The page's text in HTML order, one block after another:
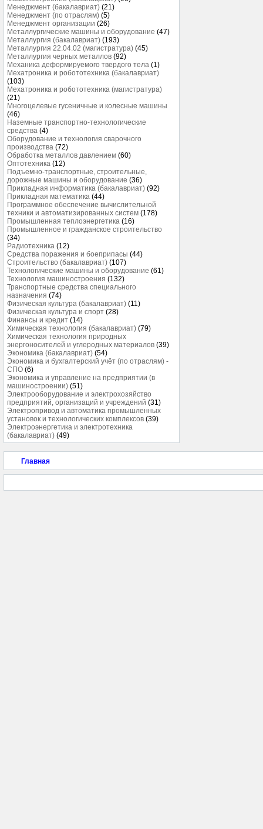
Менеджмент (бакалавриат) (21)
Менеджмент (по отраслям) (5)
Менеджмент организации (26)
Металлургические машины и оборудование (47)
Металлургия (бакалавриат) (193)
Металлургия 22.04.02 (магистратура) (45)
Металлургия черных металлов (92)
Механика деформируемого твердого тела (1)
Мехатроника и робототехника (бакалавриат)
(103)
Мехатроника и робототехника (магистратура)
(21)
Многоцелевые гусеничные и колесные машины
(46)
Наземные транспортно-технологические
средства (4)
Оборудование и технология сварочного
производства (72)
Обработка металлов давлением (60)
Оптотехника (12)
Подъемно-транспортные, строительные,
дорожные машины и оборудование (36)
Прикладная информатика (бакалавриат) (92)
Прикладная математика (44)
Программное обеспечение вычислительной
техники и автоматизированных систем (178)
Промышленная теплоэнергетика (16)
Промышленное и гражданское строительство
(34)
Радиотехника (12)
Средства поражения и боеприпасы (44)
Строительство (бакалавриат) (107)
Технологические машины и оборудование (61)
Технология машиностроения (132)
Транспортные средства специального
назначения (74)
Физическая культура (бакалавриат) (11)
Физическая культура и спорт (28)
Финансы и кредит (14)
Химическая технология (бакалавриат) (79)
Химическая технология природных
энергоносителей и углеродных материалов (39)
Экономика (бакалавриат) (54)
Экономика и бухгалтерский учёт (по отраслям) -
СПО (6)
Экономика и управление на предприятии (в
машиностроении) (51)
Электрооборудование и электрохозяйство
предприятий, организаций и учреждений (31)
Электропривод и автоматика промышленных
установок и технологических комплексов (39)
Электроэнергетика и электротехника
(бакалавриат) (49)
Главная